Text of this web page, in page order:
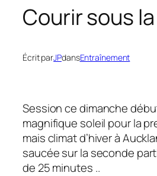
Courir sous
Écrit parJPdansEntraînement
Session ce dimanche
magnifique soleil pour la
mais climat d’hiver à
saucée sur la seconde
de 25 minutes ..